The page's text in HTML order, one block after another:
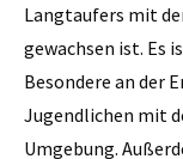
Langtaufers mit
gewachsen ist. Es
Besondere an der
Jugendlichen mit
Umgebung.